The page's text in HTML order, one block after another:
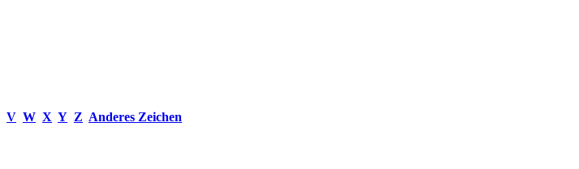
V W X Y Z Anderes Zeichen